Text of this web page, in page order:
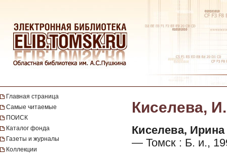
Главная страница
Самые читаемые
ПОИСК
Каталог фонда
Газеты и журналы
Коллекции
Киселева,
Киселева,
— Томск : Б. и.,